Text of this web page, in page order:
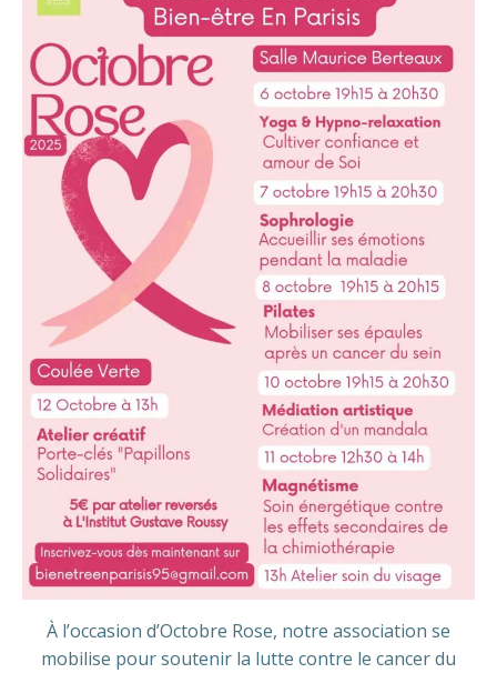
À l’occasion d’Octobre Rose, notre association se
mobilise pour soutenir la lutte contre le cancer du